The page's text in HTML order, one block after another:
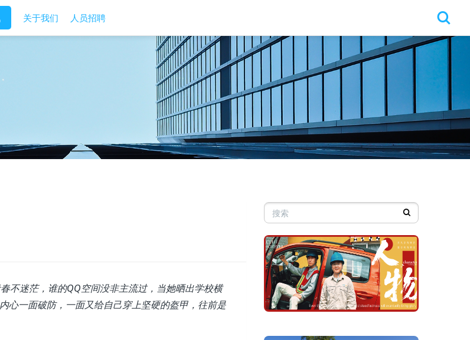
关于我们 人员招聘
不迷茫，谁的QQ空间没非主流过，当她晒出学校横
心一面破防，一面又给自己穿上坚硬的盔甲，往前是